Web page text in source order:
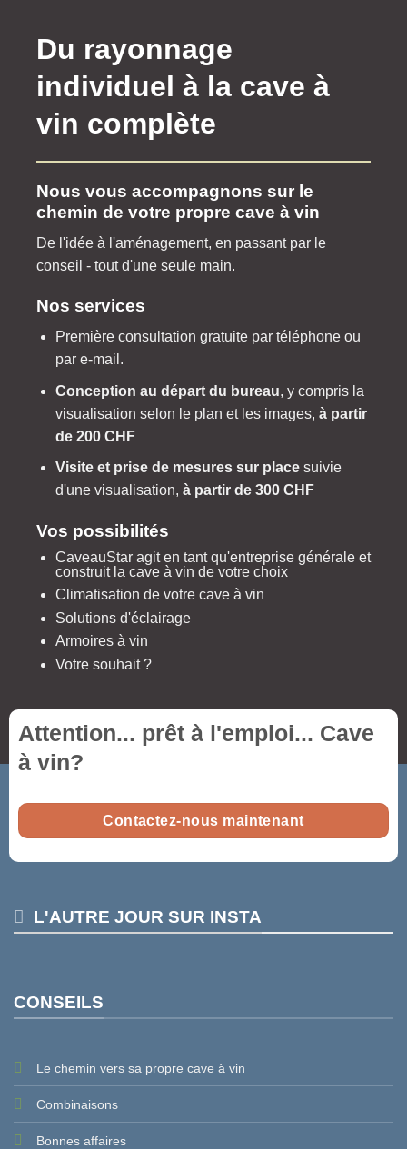
Du rayonnage
individuel à la cave à
vin complète
Nous vous accompagnons sur le
chemin de votre propre cave à vin
De l'idée à l'aménagement, en passant par le
conseil - tout d'une seule main.
Nos services
Première consultation gratuite par téléphone ou
par e-mail.
Conception au départ du bureau, y compris la
visualisation selon le plan et les images, à partir
de 200 CHF
Visite et prise de mesures sur placesuivie
d'une visualisation, à partir de 300 CHF
Vos possibilités
CaveauStar agit en tant qu'entreprise générale et
construit la cave à vin de votre choix
Climatisation de votre cave à vin
Solutions d'éclairage
Armoires à vin
Votre souhait ?
Attention... prêt à l'emploi... Cave
à vin?
Contactez-nous maintenant
L'AUTRE JOUR SUR INSTA
CONSEILS
Le chemin vers sa propre cave à vin
Combinaisons
Bonnes affaires